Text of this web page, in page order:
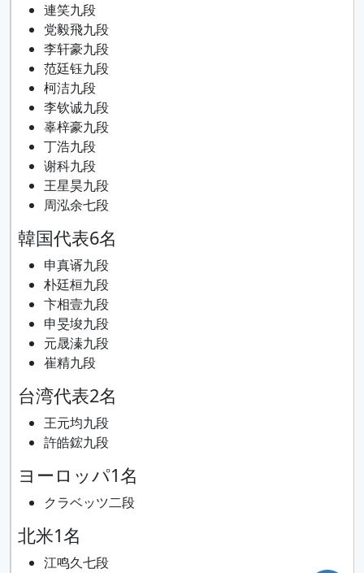
連笑九段
党毅飛九段
李轩豪九段
范廷钰九段
柯洁九段
李钦诚九段
辜梓豪九段
丁浩九段
谢科九段
王星昊九段
周泓余七段
韓国代表6名
申真谞九段
朴廷桓九段
卞相壹九段
申旻埈九段
元晟溱九段
崔精九段
台湾代表2名
王元均九段
許皓鋐九段
ヨーロッパ1名
クラベッツ二段
北米1名
江鸣久七段